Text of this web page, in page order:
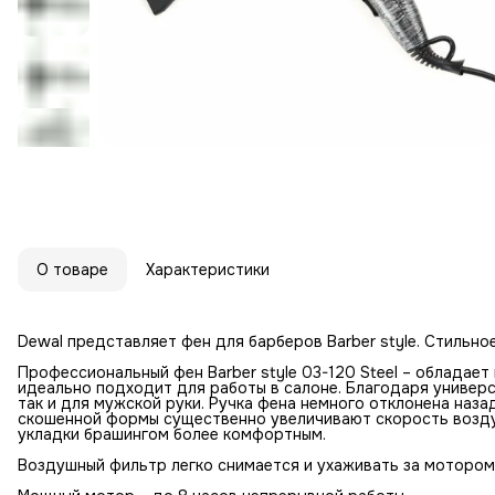
О товаре Характеристики
Dewal представляет фен для барберов Barber style.
Профессиональный фен Barber style 03-120 Steel –
идеально подходит для работы в салоне. Благодаря
так и для мужской руки. Ручка фена немного отклонена
скошенной формы существенно увеличивают скорость
укладки брашингом более комфортным.
Воздушный фильтр легко снимается и ухаживать за